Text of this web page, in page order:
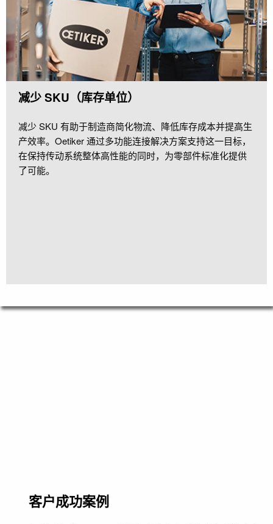
减少 SKU（库存单位）
减少 SKU 有助于制造商简化物流、降低库存成本并提高生
产效率。Oetiker 通过多功能连接解决方案支持这一目标，
在保持传动系统整体高性能的同时，为零部件标准化提供
了可能。
客户成功案例